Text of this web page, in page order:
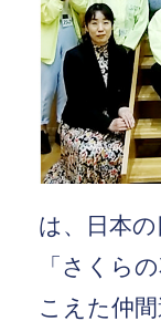
は、日本
「さくら
こえた仲